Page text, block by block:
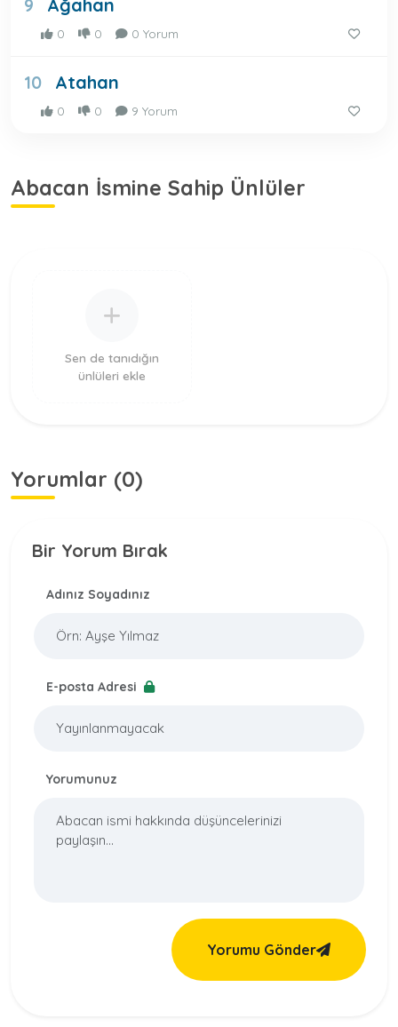
9 Ağahan
0 0 0 Yorum
10 Atahan
0 0 9 Yorum
Abacan İsmine Sahip Ünlüler
Sen de tanıdığın
ünlüleri ekle
Yorumlar (0)
Bir Yorum Bırak
Adınız Soyadınız
E-posta Adresi
Yorumunuz
Yorumu Gönder